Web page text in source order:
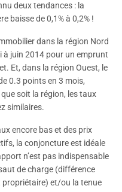
deux tendances : la
baisse de 0,1% à 0,2% !
dans la région Nord
à juin 2014 pour un emprunt
Et, dans la région Ouest, le
0.3 points en 3 mois,
soit la région, les taux
similaires.
encore bas et des prix
la conjoncture est idéale
n’est pas indispensable
de charge (différence
et/ou la tenue